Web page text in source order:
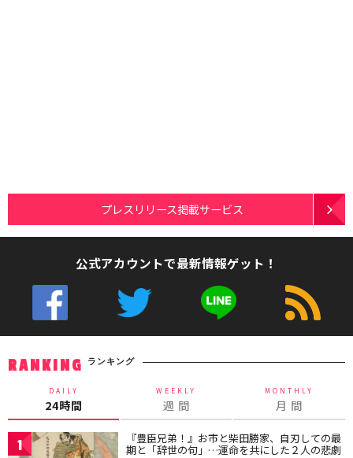
プレスリリース掲載サービス
公式アカウントで最新情報ゲット！
RANKING ランキング
DAILY
24時間
WEEKLY
週 間
MONTHLY
月 間
1 『豊臣兄弟！』お市と柴田勝家、自刃しての最
期と「辞世の句」…運命を共にした２人の悲劇